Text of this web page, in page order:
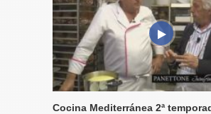
Cocina Mediterránea 2ª